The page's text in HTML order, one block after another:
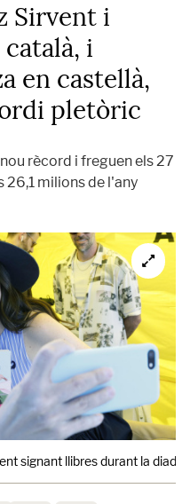
Sirvent i
i
en castellà,
pletòric
rècord i freguen els 27
26,1 milions de l'any
signant llibres durant la diada